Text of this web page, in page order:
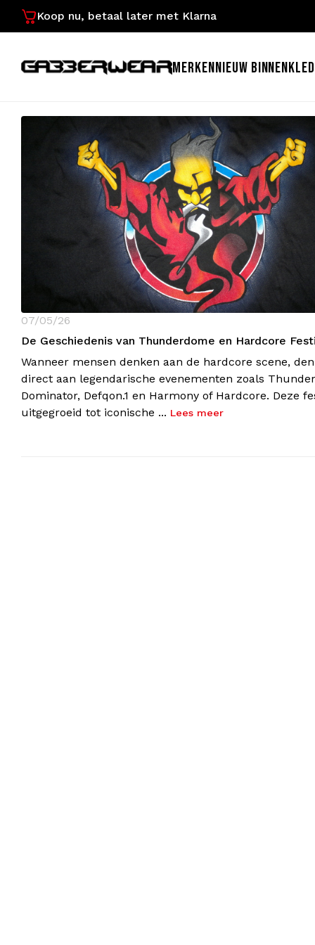
Koop nu, betaal later met Klarna
MERKENNIEUW BINNEN
07/05/26
De Geschiedenis van Thunderdome en Hardcore
Wanneer mensen denken aan de hardcore scene,
direct aan legendarische evenementen zoals
Dominator, Defqon.1 en Harmony of Hardcore. Deze
uitgegroeid tot iconische ... Lees meer